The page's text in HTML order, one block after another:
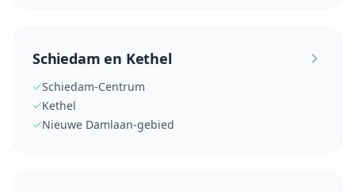
Schiedam en Kethel
Schiedam-Centrum
Kethel
Nieuwe Damlaan-gebied